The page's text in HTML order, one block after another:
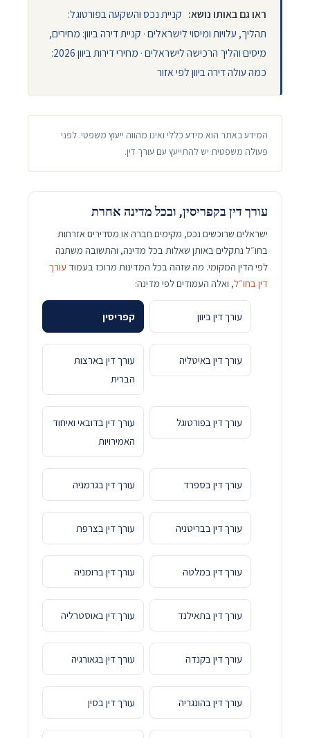
ראו גם באותו נושא: קניית נכס והשקעה בפורטוגל:
תהליך, עלויות ומיסוי לישראלים· קניית דירה ביוון: מחירים,
מיסים והליך הרכישה לישראלים·
מחירי דירות ביוון 2026:
כמה עולה דירה ביוון לפי אזור
המידע באתר הוא מידע כללי ואינו מהווה ייעוץ משפטי. לפני
פעולה משפטית יש להתייעץ עם עורך דין.
עורך דין בקפריסין, ובכל מדינה אחרת
ישראלים שרוכשים נכס, מקימים חברה או מסדירים אזרחות
בחו״ל נתקלים באותן שאלות בכל מדינה, והתשובה משתנה
לפי הדין המקומי. מה שזהה בכל המדינות מרוכז בעמוד עורך
דין בחו״ל, ואלה העמודים לפי מדינה:
עורך דין ביוון קפריסין
עורך דין באיטליה
עורך דין בארצות
הברית
עורך דין בפורטוגל
עורך דין בדובאי ואיחוד
האמירויות
עורך דין בספרד עורך דין בגרמניה
עורך דין בבריטניה עורך דין בצרפת
עורך דין במלטה עורך דין ברומניה
עורך דין בתאילנד עורך דין באוסטרליה
עורך דין בקנדה עורך דין בגאורגיה
עורך דין בהונגריה עורך דין בסין